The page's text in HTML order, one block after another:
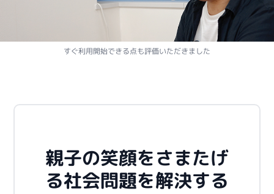
すぐ利用開始できる点も評価いただきました
親子の笑顔をさまたげ
る社会問題を解決する